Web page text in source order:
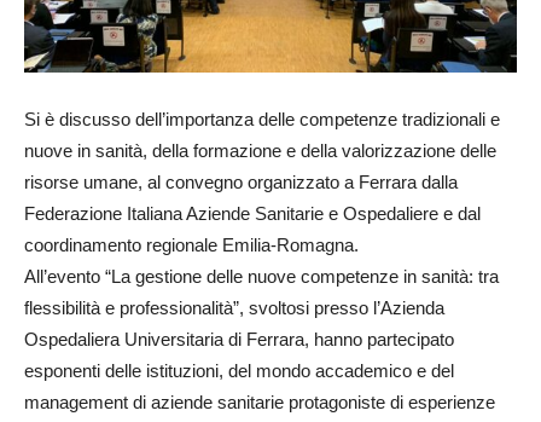
Si è discusso dell’importanza delle competenze tradizionali e
nuove in sanità, della formazione e della valorizzazione delle
risorse umane, al convegno organizzato a Ferrara dalla
Federazione Italiana Aziende Sanitarie e Ospedaliere e dal
coordinamento regionale Emilia-Romagna.
All’evento “La gestione delle nuove competenze in sanità: tra
flessibilità e professionalità”, svoltosi presso l’Azienda
Ospedaliera Universitaria di Ferrara, hanno partecipato
esponenti delle istituzioni, del mondo accademico e del
management di aziende sanitarie protagoniste di esperienze